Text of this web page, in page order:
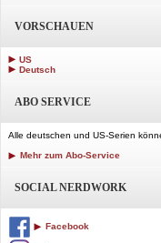
VORSCHAUEN
US
Deutsch
ABO SERVICE
Alle deutschen und US-Serien
Mehr zum Abo-Service
SOCIAL NERDWORK
Facebook